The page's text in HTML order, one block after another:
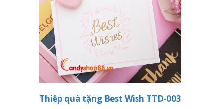
Thiệp quà tặng Best Wish TTD-003